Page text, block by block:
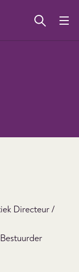
Directeur /